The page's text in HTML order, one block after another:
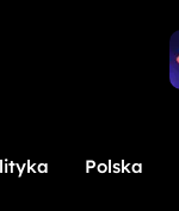
Polska